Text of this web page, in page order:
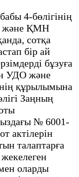
4-бөлігінің
және ҚМН
сотқа
бір ай
бұзуға
УДО және
құрылымына
Заңның
№ 6001-
актілерін
талаптарға
оларды